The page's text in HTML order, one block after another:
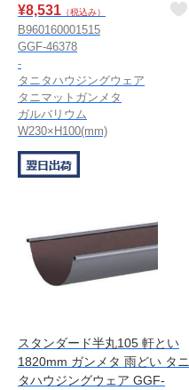
¥8,531 （税込み）
B960160001515
GGF-46378
-
タニタハウジングウェア
タニマットガンメタ
ガルバリウム
W230×H100(mm)
スタンダード半丸105 軒とい
1820mm ガンメタ 雨どい タニ
タハウジングウェア GGF-